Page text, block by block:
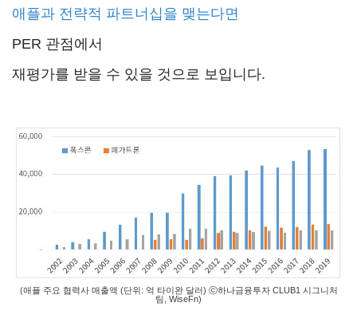
애플과 전략적 파트너십을 맺는다면
PER 관점에서
재평가를 받을 수 있을 것으로 보입니다.
(애플 주요 협력사 매출액 (단위: 억 타이완 달러) ⓒ하나금융투자 CLUB1 시그니처
팀, WiseFn)